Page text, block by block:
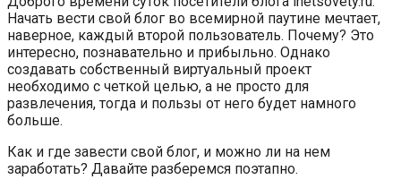
Начать вести свой блог во всемирной паутине мечтает,
наверное, каждый второй пользователь. Почему? Это
интересно, познавательно и прибыльно. Однако
создавать собственный виртуальный проект
необходимо с четкой целью, а не просто для
развлечения, тогда и пользы от него будет намного
больше.
Как и где завести свой блог, и можно ли на нем
заработать? Давайте разберемся поэтапно.